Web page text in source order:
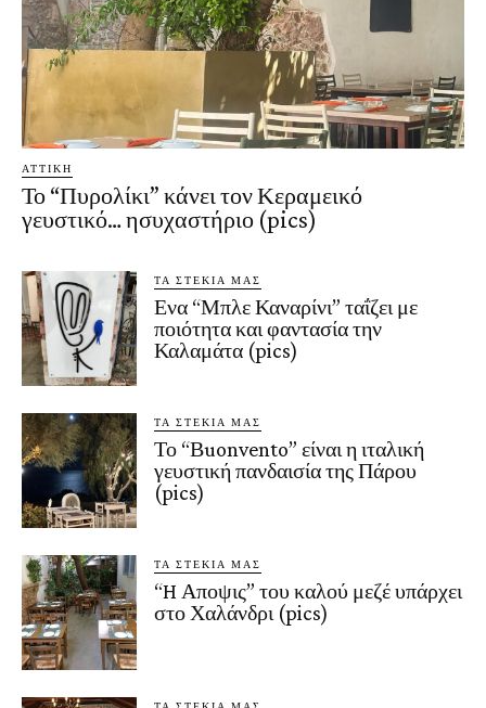
ΑΤΤΙΚΗ
Το “Πυρολίκι” κάνει τον Κεραμεικό
γευστικό… ησυχαστήριο (pics)
ΤΑ ΣΤΕΚΙΑ ΜΑΣ
Ενα “Μπλε Καναρίνι” ταΐζει με
ποιότητα και φαντασία την
Καλαμάτα (pics)
ΤΑ ΣΤΕΚΙΑ ΜΑΣ
Το “Βuonvento” είναι η ιταλική
γευστική πανδαισία της Πάρου
(pics)
ΤΑ ΣΤΕΚΙΑ ΜΑΣ
“H Αποψις” του καλού μεζέ υπάρχει
στο Χαλάνδρι (pics)